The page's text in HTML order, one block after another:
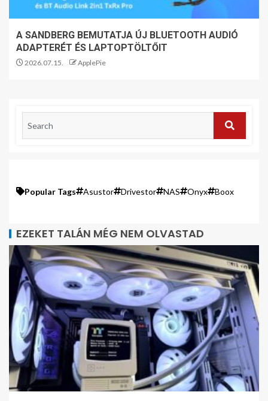
A SANDBERG BEMUTATJA ÚJ BLUETOOTH AUDIÓ
ADAPTERÉT ÉS LAPTOPTÖLTŐIT
2026.07.15. ApplePie
Popular Tags Asustor Drivestor NAS Onyx Boox
EZEKET TALÁN MÉG NEM OLVASTAD